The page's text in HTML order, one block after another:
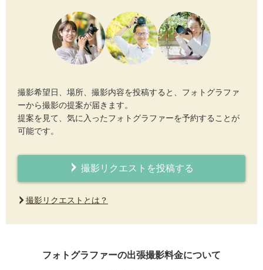
撮影希望日、場所、撮影内容を投稿すると、フォトグラファ
ーから撮影の提案が届きます。
提案を見て、気に入ったフォトグラファーを予約することが
可能です。
撮影リクエストを投稿する
撮影リクエストとは？
フォトグラファーの出張撮影料金について